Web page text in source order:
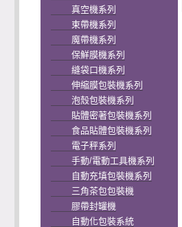
真空機系列
束帶機系列
魔帶機系列
保鮮膜機系列
縫袋口機系列
伸縮膜包裝機系列
泡殼包裝機系列
貼體密著包裝機系列
食品貼體包裝機系列
電子秤系列
手動/電動工具機系列
自動充填包裝機系列
三角茶包包裝機
膠帶封罐機
自動化包裝系統